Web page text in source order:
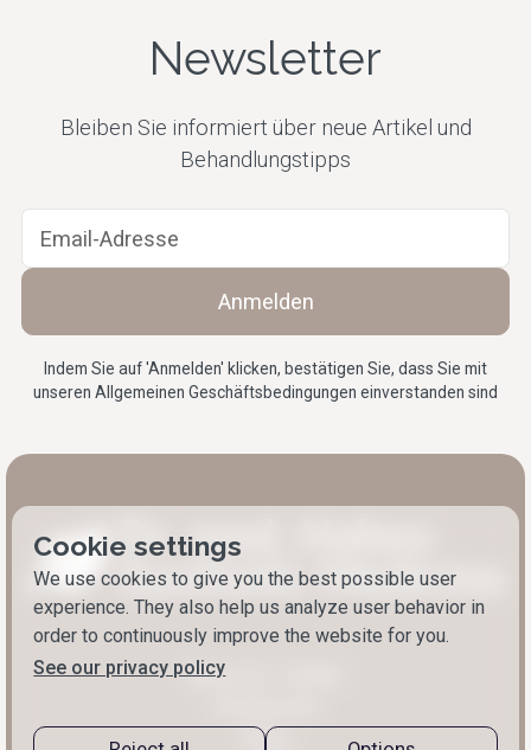
Newsletter
Bleiben Sie informiert über neue Artikel und
Behandlungstipps
Indem Sie auf 'Anmelden' klicken, bestätigen Sie, dass Sie mit
unseren Allgemeinen Geschäftsbedingungen einverstanden sind
About Dr. Halten
Blog
Cookie settings
We use cookies to give you the best possible user
experience. They also help us analyze user behavior in
order to continuously improve the website for you.
See our privacy policy